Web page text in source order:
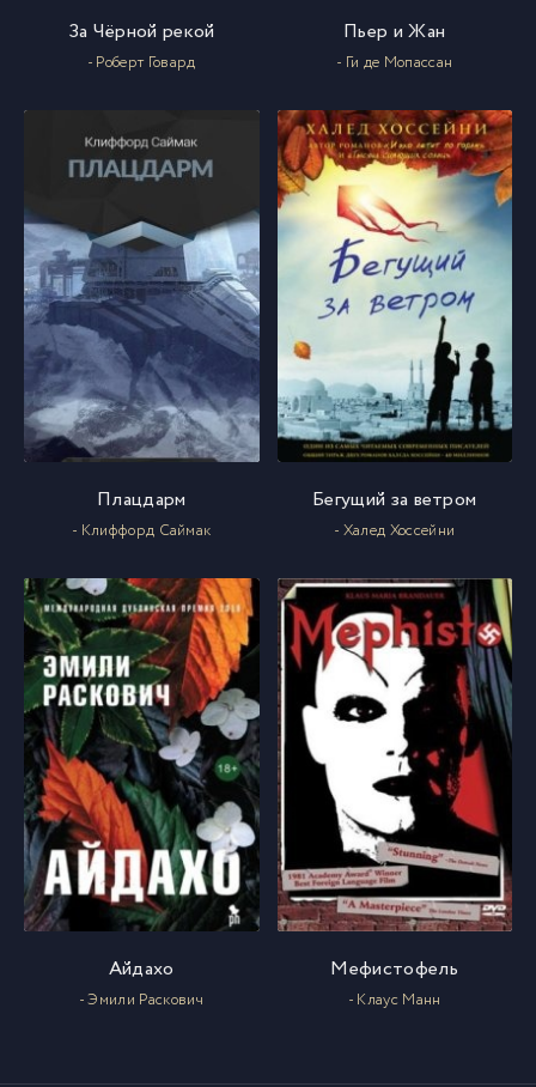
За Чёрной рекой
- Роберт Говард
Пьер и Жан
- Ги де Мопассан
Плацдарм
- Клиффорд Саймак
Бегущий за ветром
- Халед Хоссейни
Айдахо
- Эмили Раскович
Мефистофель
- Клаус Манн